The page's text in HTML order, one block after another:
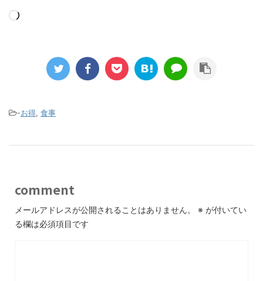
-お得, 食事
comment
メールアドレスが公開されることはありません。 ※ が付いてい
る欄は必須項目です